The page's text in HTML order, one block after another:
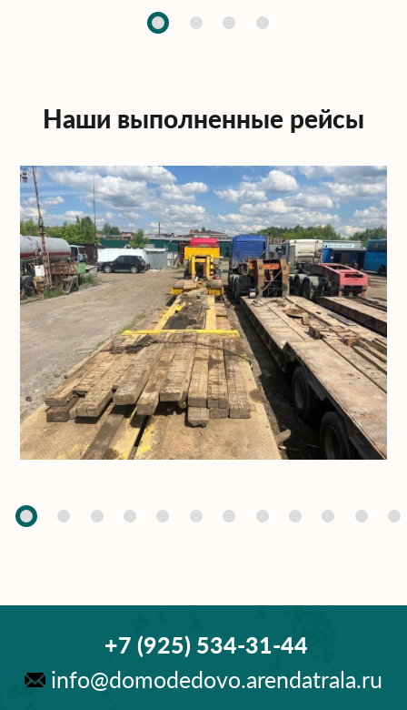
Наши выполненные рейсы
+7 (925) 534-31-44
info@domodedovo.arendatrala.ru